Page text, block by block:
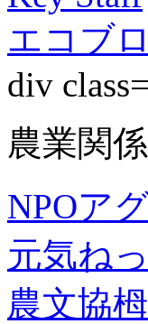
エコブ
div
農業関
NPOア
元気ね
農文協